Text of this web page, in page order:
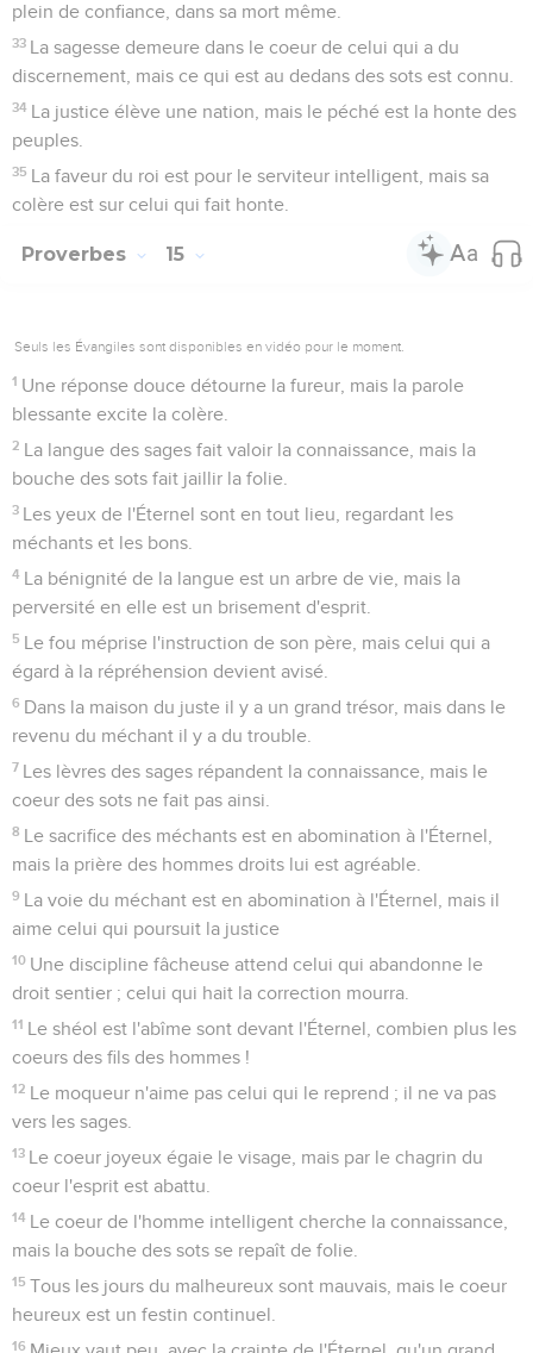
plein de confiance, dans sa mort même.
33 La sagesse demeure dans le coeur de celui qui a du
discernement, mais ce qui est au dedans des sots est connu.
34 La justice élève une nation, mais le péché est la honte des
peuples.
35 La faveur du roi est pour le serviteur intelligent, mais sa
colère est sur celui qui fait honte.
Proverbes 15
Seuls les Évangiles sont disponibles en vidéo pour le moment.
1 Une réponse douce détourne la fureur, mais la parole
blessante excite la colère.
2 La langue des sages fait valoir la connaissance, mais la
bouche des sots fait jaillir la folie.
3 Les yeux de l'Éternel sont en tout lieu, regardant les
méchants et les bons.
4 La bénignité de la langue est un arbre de vie, mais la
perversité en elle est un brisement d'esprit.
5 Le fou méprise l'instruction de son père, mais celui qui a
égard à la répréhension devient avisé.
6 Dans la maison du juste il y a un grand trésor, mais dans le
revenu du méchant il y a du trouble.
7 Les lèvres des sages répandent la connaissance, mais le
coeur des sots ne fait pas ainsi.
8 Le sacrifice des méchants est en abomination à l'Éternel,
mais la prière des hommes droits lui est agréable.
9 La voie du méchant est en abomination à l'Éternel, mais il
aime celui qui poursuit la justice
10 Une discipline fâcheuse attend celui qui abandonne le
droit sentier ; celui qui hait la correction mourra.
11 Le shéol est l'abîme sont devant l'Éternel, combien plus les
coeurs des fils des hommes !
12 Le moqueur n'aime pas celui qui le reprend ; il ne va pas
vers les sages.
13 Le coeur joyeux égaie le visage, mais par le chagrin du
coeur l'esprit est abattu.
14 Le coeur de l'homme intelligent cherche la connaissance,
mais la bouche des sots se repaît de folie.
15 Tous les jours du malheureux sont mauvais, mais le coeur
heureux est un festin continuel.
16